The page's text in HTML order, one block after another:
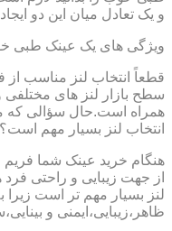
و یک تعادل میان این دو ایجاد
ویژگی های یک عینک طبی
قطعاً انتخاب لنز مناسب از
سطح بازار لنز های مختلفی
همراه است.حال سؤالی که
انتخاب لنز بسیار مهم است؟
هنگام خرید عینک شما فریم
از جهت زیبایی و راحتی
لنز بسیار مهم تر است
ظاهر،زیبایی،ایمنی و